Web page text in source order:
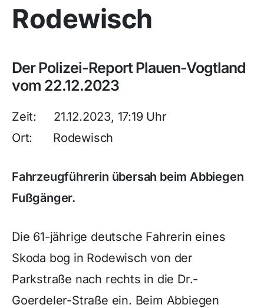
Rodewisch
Der Polizei-Report Plauen-Vogtland
vom 22.12.2023
Zeit: 21.12.2023, 17:19 Uhr
Ort: Rodewisch
Fahrzeugführerin übersah beim Abbiegen
Fußgänger.
Die 61-jährige deutsche Fahrerin eines
Skoda bog in Rodewisch von der
Parkstraße nach rechts in die Dr.-
Goerdeler-Straße ein. Beim Abbiegen